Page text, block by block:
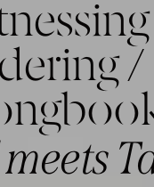
/